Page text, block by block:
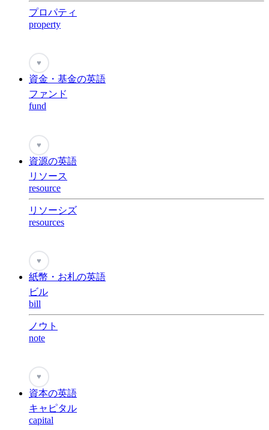
プロパティ
property
♥
資金・基金の英語
ファンド
fund
♥
資源の英語
リソース
resource
リソーシズ
resources
♥
紙幣・お札の英語
ビル
bill
ノウト
note
♥
資本の英語
キャピタル
capital